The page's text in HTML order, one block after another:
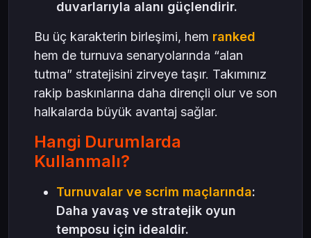
duvarlarıyla alanı güçlendirir.
Bu üç karakterin birleşimi, hem ranked
hem de turnuva senaryolarında “alan
tutma” stratejisini zirveye taşır. Takımınız
rakip baskınlarına daha dirençli olur ve son
halkalarda büyük avantaj sağlar.
Hangi Durumlarda
Kullanmalı?
Turnuvalar ve scrim maçlarında:
Daha yavaş ve stratejik oyun
temposu için idealdir.